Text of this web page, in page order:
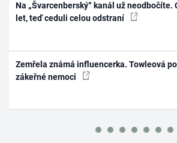
Na „Švarcenberský“ kanál už neodbočíte.
let, teď ceduli celou odstraní
Zemřela známá influencerka. Towleová
zákeřné nemoci